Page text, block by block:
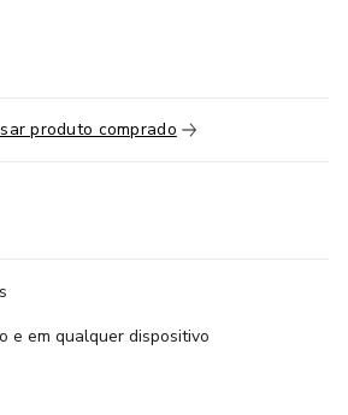
produto comprado
e em qualquer dispositivo